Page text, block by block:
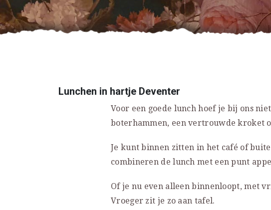
Lunchen in hartje Deventer
Voor een goede lunch hoef je bij ons
boterhammen, een vertrouwde kroket
Je kunt binnen zitten in het café of
combineren de lunch met een punt
Of je nu even alleen binnenloopt, met
Vroeger zit je zo aan tafel.